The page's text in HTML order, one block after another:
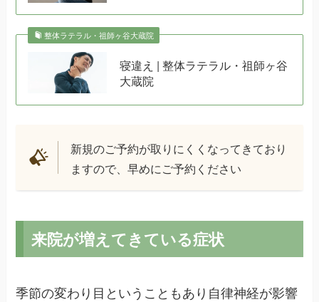
整体ラテラル・祖師ヶ谷大蔵院
寝違え | 整体ラテラル・祖師ヶ谷
大蔵院
新規のご予約が取りにくくなってきており
ますので、早めにご予約ください
来院が増えてきている症状
季節の変わり目ということもあり自律神経が影響